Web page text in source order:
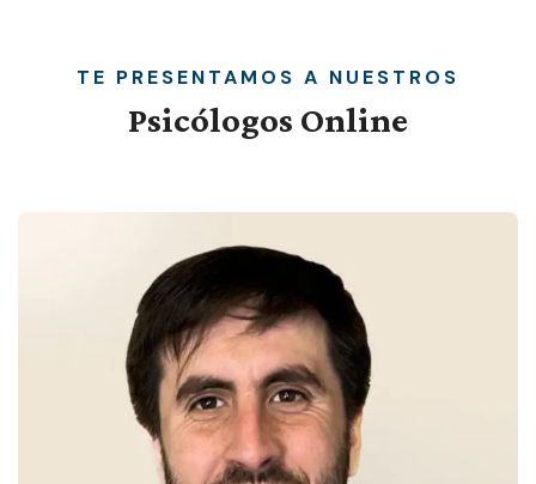
TE PRESENTAMOS A NUESTROS
Psicólogos Online